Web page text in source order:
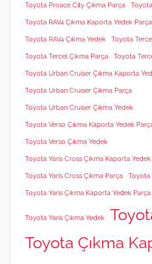
Toyota Proace City Çıkma Parça
Toyota RAV4 Çıkma Kaporta Yedek Parça
Toyota RAV4 Çıkma Yedek Toyota
Toyota Tercel Çıkma Parça Toyota
Toyota Urban Cruiser Çıkma Kaporta
Toyota Urban Cruiser Çıkma Parça
Toyota Urban Cruiser Çıkma Yedek
Toyota Verso Çıkma Kaporta Yedek
Toyota Verso Çıkma Yedek
Toyota Yaris Cross Çıkma Kaporta
Toyota Yaris Cross Çıkma Parça Toyota
Toyota Yaris Çıkma Kaporta Yedek Parça
Toyota Yaris Çıkma Yedek
Toyota Çıkma